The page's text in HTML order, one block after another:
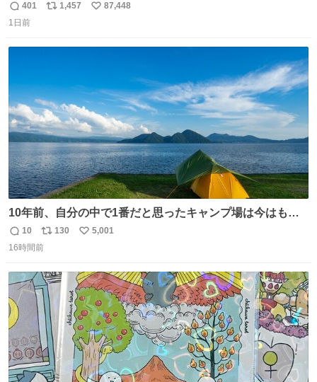
返
信
401
リ
1,457
い
87,448
1日前
10年前、自分の中で1番だと思ったキャンプ場は今はもう
ない
返
信
10
リ
ポ
ト
数
130
い
数
5,001
16時間前